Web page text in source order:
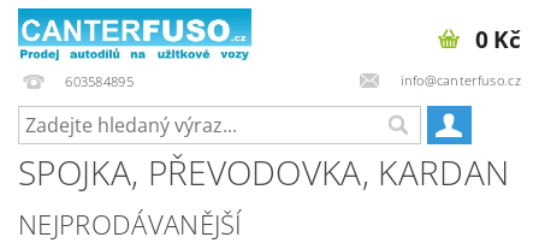
603584895 info@canterfuso.cz
0 Kč
SPOJKA, PŘEVODOVKA, KARDAN
NEJPRODÁVANĚJŠÍ